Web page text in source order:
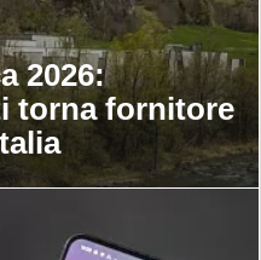
2026:
torna fornitore